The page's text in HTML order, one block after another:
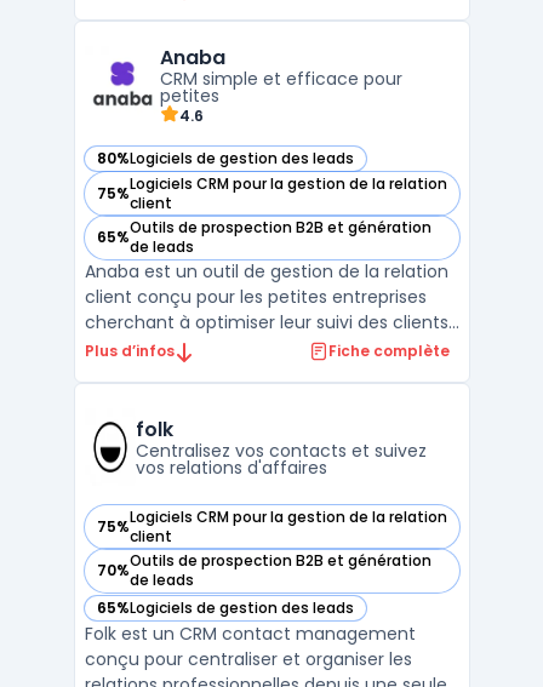
électronique. Facture.net centralise ces
proc ...
Anaba
CRM simple et efficace pour
petites
4.6
80%Logiciels de gestion des leads
— voir Anaba dans cette catégorie
75%Logiciels CRM pour la gestion de la relation
client
— voir Anaba dans cette catégorie
65%Outils de prospection B2B et génération
de leads
— voir Anaba dans cette catégorie
Anaba est un outil de gestion de la relation
client conçu pour les petites entreprises
cherchant à optimiser leur suivi des clients
et à améliorer leurs performances
permet une prise en main rapide et
efficace, re ...
Plus d’infos Fiche complète
folk
Centralisez vos contacts et suivez
vos relations d'affaires
75%Logiciels CRM pour la gestion de la relation
client
— voir folk dans cette catégorie
70%Outils de prospection B2B et génération
de leads
— voir folk dans cette catégorie
65%Logiciels de gestion des leads
— voir folk dans cette catégorie
Folk est un CRM contact management
conçu pour centraliser et organiser les